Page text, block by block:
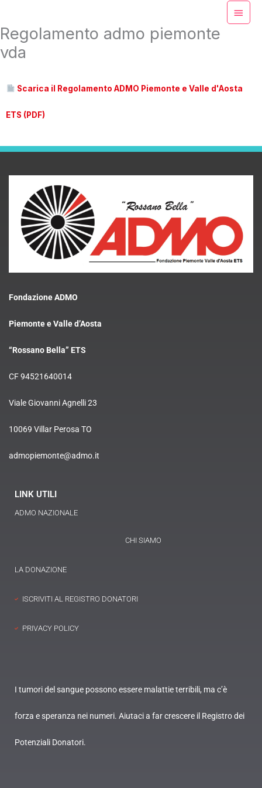
al
Menu
Regolamento admo piemonte
vda
Scarica il Regolamento ADMO Piemonte e Valle d'Aosta
ETS (PDF)
Fondazione ADMO
Piemonte e Valle d’Aosta
“Rossano Bella” ETS
CF 94521640014
Viale Giovanni Agnelli 23
10069 Villar Perosa TO
admopiemonte@admo.it
LINK UTILI
ADMO NAZIONALE
CHI SIAMO
LA DONAZIONE
ISCRIVITI AL REGISTRO DONATORI
PRIVACY POLICY
I tumori del sangue possono essere malattie terribili, ma c’è
forza e speranza nei numeri. Aiutaci a far crescere il Registro dei
Potenziali Donatori.